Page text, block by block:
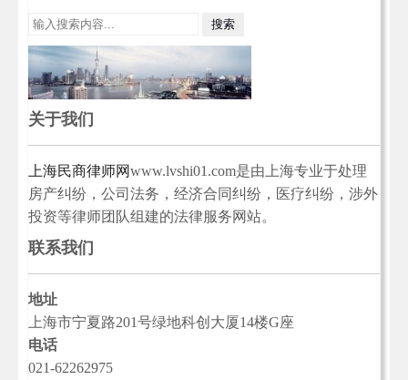
关于我们
上海民商律师网www.lvshi01.com是由上海专业于处理
房产纠纷，公司法务，经济合同纠纷，医疗纠纷，涉外
投资等律师团队组建的法律服务网站。
联系我们
地址
上海市宁夏路201号绿地科创大厦14楼G座
电话
021-62262975